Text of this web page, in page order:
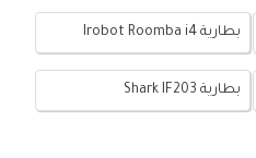
بطارية Irobot Roomba i4
بطارية Shark IF203